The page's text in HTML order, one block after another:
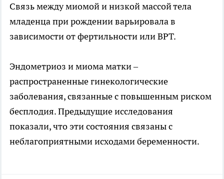
Связь между миомой и низкой массой тела
младенца при рождении варьировала в
зависимости от фертильности или ВРТ.
Эндометриоз и миома матки –
распространенные гинекологические
заболевания, связанные с повышенным риском
бесплодия. Предыдущие исследования
показали, что эти состояния связаны с
неблагоприятными исходами беременности.